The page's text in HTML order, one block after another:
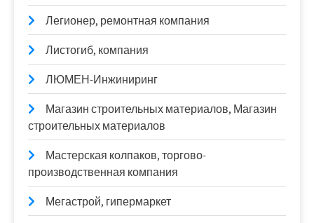
Легионер, ремонтная компания
Листогиб, компания
ЛЮМЕН-Инжиниринг
Магазин строительных материалов, Магазин
строительных материалов
Мастерская колпаков, торгово-
производственная компания
Мегастрой, гипермаркет